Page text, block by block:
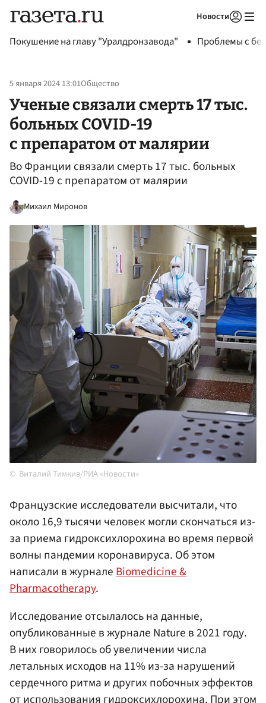
Новости
Покушение на главу "Уралдронзавода" Проблемы с
5 января 2024 13:01Общество
Ученые связали смерть 17 тыс.
больных COVID-19
с препаратом от малярии
Во Франции связали смерть 17 тыс. больных
COVID-19 с препаратом от малярии
Михаил Миронов
Виталий Тимкив/РИА «Новости»
Французские исследователи высчитали, что
около 16,9 тысячи человек могли скончаться из-
за приема гидроксихлорохина во время первой
волны пандемии коронавируса. Об этом
написали в журналеBiomedicine &
Pharmacotherapy.
Исследование отсылалось на данные,
опубликованные в журнале Nature в 2021 году.
В них говорилось об увеличении числа
летальных исходов на 11% из-за нарушений
сердечного ритма и других побочных эффектов
от использования гидроксихлорохина. При этом